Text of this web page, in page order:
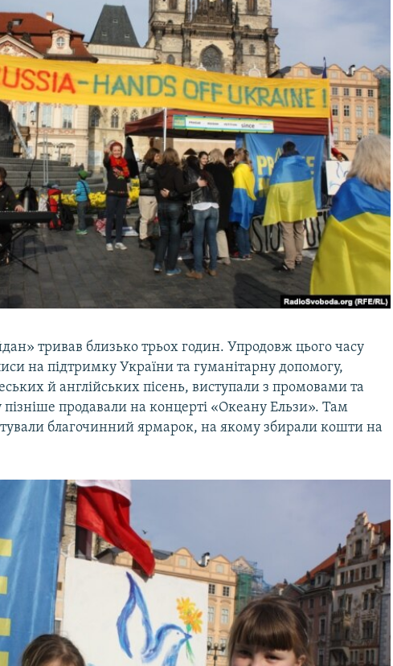
тривав близько трьох годин. Упродовж цього часу
на підтримку України та гуманітарну допомогу,
й англійських пісень, виступали з промовами та
продавали на концерті «Океану Ельзи». Там
благочинний ярмарок, на якому збирали кошти на